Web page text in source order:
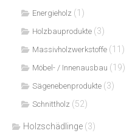
Energieholz (1)
Holzbauprodukte (3)
Massivholzwerkstoffe (11)
Möbel- / Innenausbau (19)
Sägenebenprodukte (3)
Schnittholz (52)
Holzschädlinge (3)